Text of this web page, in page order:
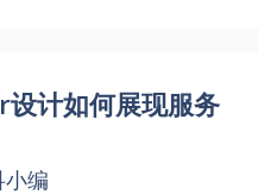
计如何展现服务
编